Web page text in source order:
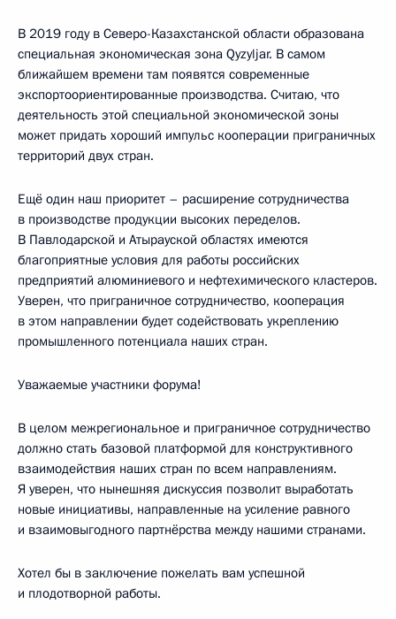
В 2019 году в Северо-Казахстанской области образована
специальная экономическая зона Qyzyljar. В самом
ближайшем времени там появятся современные
экспортоориентированные производства. Считаю, что
деятельность этой специальной экономической зоны
может придать хороший импульс кооперации приграничных
территорий двух стран.
Ещё один наш приоритет – расширение сотрудничества
в производстве продукции высоких переделов.
В Павлодарской и Атырауской областях имеются
благоприятные условия для работы российских
предприятий алюминиевого и нефтехимического кластеров.
Уверен, что приграничное сотрудничество, кооперация
в этом направлении будет содействовать укреплению
промышленного потенциала наших стран.
Уважаемые участники форума!
В целом межрегиональное и приграничное сотрудничество
должно стать базовой платформой для конструктивного
взаимодействия наших стран по всем направлениям.
Я уверен, что нынешняя дискуссия позволит выработать
новые инициативы, направленные на усиление равного
и взаимовыгодного партнёрства между нашими странами.
Хотел бы в заключение пожелать вам успешной
и плодотворной работы.